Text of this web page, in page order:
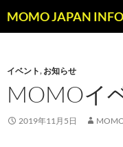
ン
ツ
へ
ス
キ
MOMO JAPAN
索
イベント, お知らせ
MOMOイ
2019年11月5日